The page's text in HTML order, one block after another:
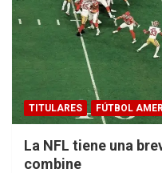
TITULARES FÚTBOL
La NFL tiene una
combine